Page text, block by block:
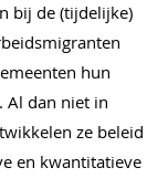
bij de (tijdelijke)
hun
Al dan niet in
ze beleid
en kwantitatieve